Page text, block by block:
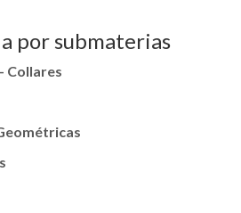
por submaterias
Collares